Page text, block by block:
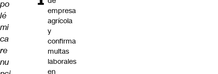
po
lé
mi
ca
re
nu
empresa
agrícola
y
confirma
multas
laborales
en